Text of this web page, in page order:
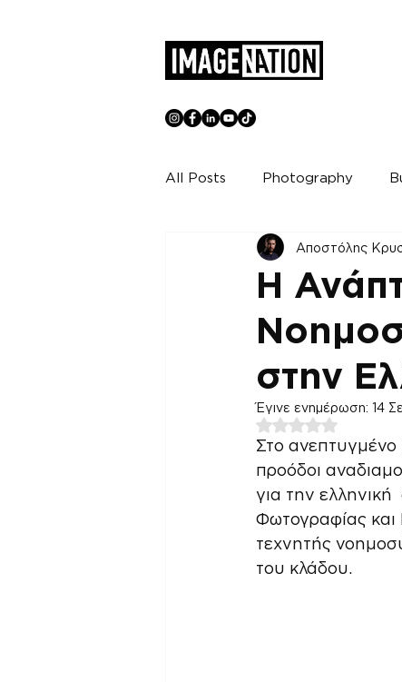
All Posts Photography
Η
στην
Αποστόλης
Έγινε ενημέρωση: 14
Βαθμολογήθηκε
Στο ανεπτυγμένο
προόδοι
για την
Φωτογραφίας και
τεχνητής
του κλάδου.